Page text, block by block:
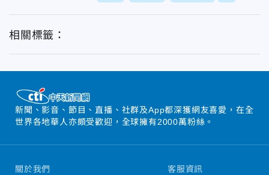
相關標籤：
新聞、影音、節目、直播、社群及App都深獲網友喜愛，在全
世界各地華人亦頗受歡迎，全球擁有2000萬粉絲。
關於我們 客服資訊